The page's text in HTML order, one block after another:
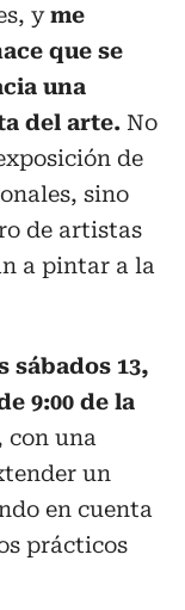
yme
que se
una
del arte. No
de
sino
de artistas
a pintar a la
sábados 13,
9:00 de la
con una
un
en cuenta
prácticos